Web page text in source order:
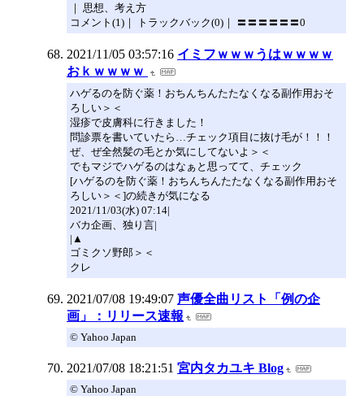
｜ 思想、考え方
コメント(1)｜ トラックバック(0)｜ 〓〓〓〓〓〓0
2021/11/05 03:57:16 イミフｗｗｗうはｗｗｗｗ
おｋｗｗｗｗ
ハゲるのを防ぐ薬！おちんちんたたなくなる副作用おそ
ろしい＞＜
湿疹で皮膚科に行きました！
問診票を書いていたら…チェック項目に抜け毛が！！！
ぜ、ぜ全然髪の毛とか気にしてないよ＞＜
でもマジでハゲるのはなぁと思ってて、チェック
[ハゲるのを防ぐ薬！おちんちんたたなくなる副作用おそ
ろしい＞＜]の続きが気になる
2021/11/03(水) 07:14|
バカ企画、独り言|
|▲
ゴミクソ野郎＞＜
クレ
2021/07/08 19:49:07 声優全曲リスト「例の企
画」：リリース速報
© Yahoo Japan
2021/07/08 18:21:51 宮内タカユキ Blog
© Yahoo Japan